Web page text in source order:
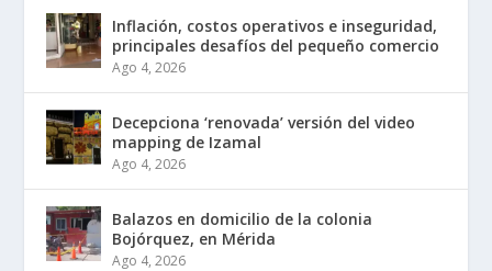
Inflación, costos operativos e inseguridad,
principales desafíos del pequeño comercio
Ago 4, 2026
Decepciona ‘renovada’ versión del video
mapping de Izamal
Ago 4, 2026
Balazos en domicilio de la colonia
Bojórquez, en Mérida
Ago 4, 2026